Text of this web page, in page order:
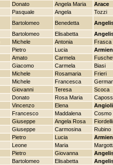
Donato Angela Maria
Arace
Pasquale Angela
Tozzi
Bartolomeo Benedetta
Bartolomeo Elisabetta
Michele Antonia
Frasca
Pietro Lucia
Amato Carmela
Giacomo Carmela
Biasi
Michele Rosamaria
Frieri
Michele Francesca
Giovanni Teresa
Scoca
Donato Rosa Maria
Vincenzo Elena
Francesco Maddalena
Cosmo
Giuseppe Angela Rosa
Giuseppe Carmosina
Rubino
Pietro Lucia
Leone Maria
Pietro Giovanna
Bartolomeo Elisabetta